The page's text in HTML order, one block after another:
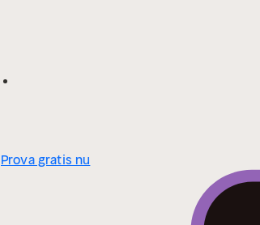
Prova gratis nu